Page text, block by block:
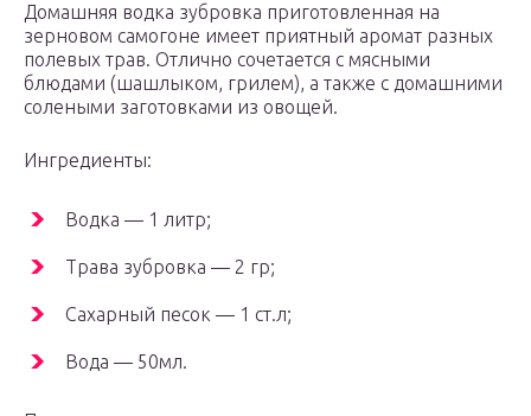
Домашняя водка зубровка приготовленная на
зерновом самогоне имеет приятный аромат разных
полевых трав. Отлично сочетается с мясными
блюдами (шашлыком, грилем), а также с домашними
солеными заготовками из овощей.
Ингредиенты:
Водка — 1 литр;
Трава зубровка — 2 гр;
Сахарный песок — 1 ст.л;
Вода — 50мл.